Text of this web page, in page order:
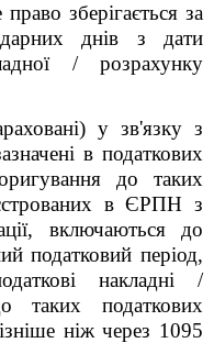
зберігається за
днів з дати
/ розрахунку
у зв'язку з
в податкових
до таких
в ЄРПН з
включаються до
податковий період,
накладні /
таких податкових
ніж через 1095